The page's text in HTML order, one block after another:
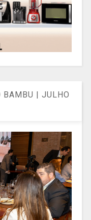
BAMBU | JULHO